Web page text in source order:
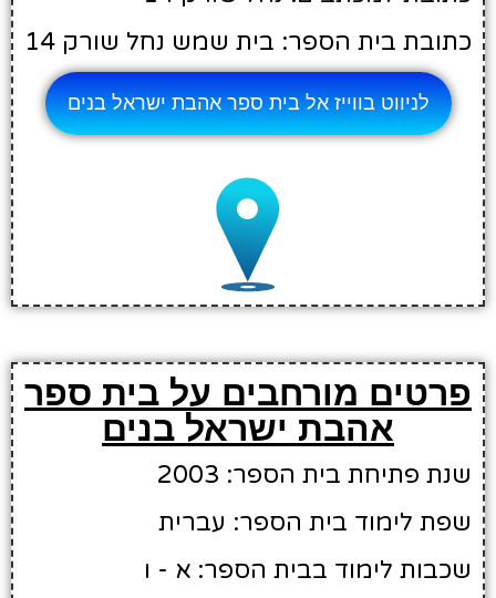
כתובת בית הספר: בית שמש נחל שורק 14
לניווט בווייז אל בית ספר אהבת ישראל בנים
פרטים מורחבים על בית ספר
אהבת ישראל בנים
שנת פתיחת בית הספר: 2003
שפת לימוד בית הספר: עברית
שכבות לימוד בבית הספר: א - ו